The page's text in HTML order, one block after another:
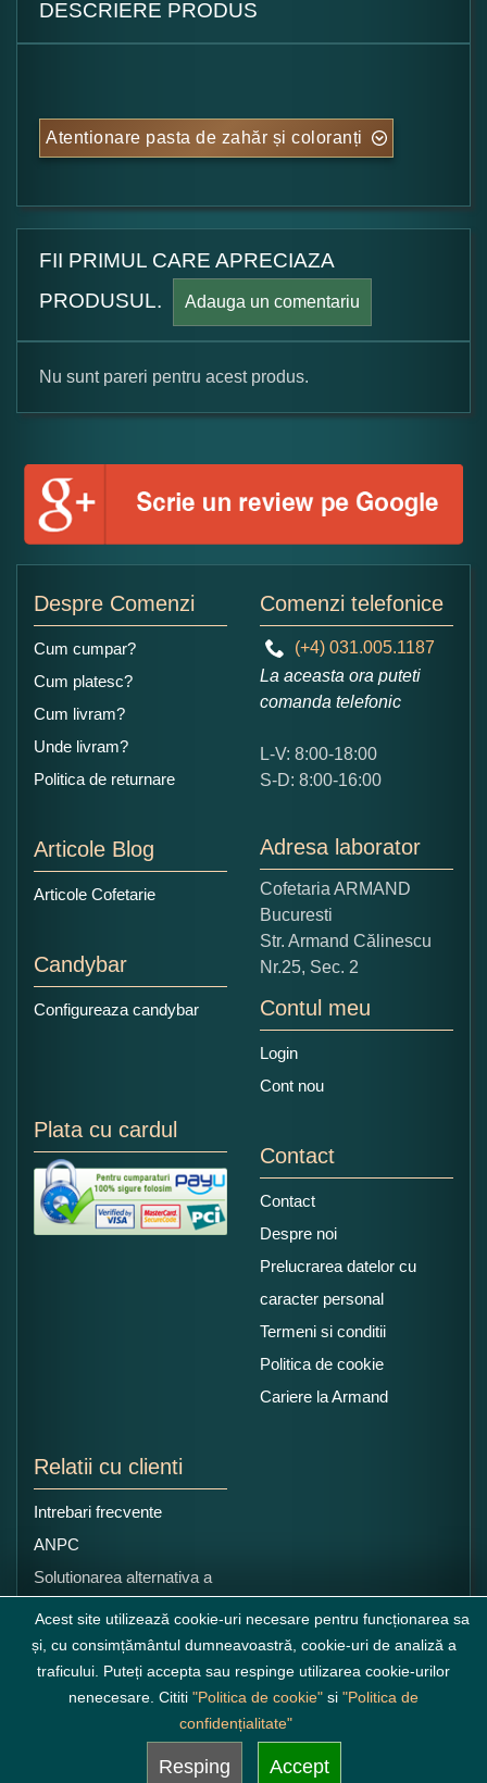
DESCRIERE PRODUS
Atentionare pasta de zahăr și coloranți
FII PRIMUL CARE APRECIAZA
PRODUSUL.
Adauga un comentariu
Formular pareri client
Numele dumneavoastra:
Ce nota acordati acestui produs?
5
Copiati alaturi numarul din imagine:
Nu sunt pareri pentru acest produs.
Despre Comenzi
Cum cumpar?
Cum platesc?
Cum livram?
Unde livram?
Politica de returnare
Articole Blog
Articole Cofetarie
Candybar
Configureaza candybar
Comenzi telefonice
(+4) 031.005.1187
La aceasta ora puteti
comanda telefonic
L-V: 8:00-18:00
S-D: 8:00-16:00
Adresa laborator
Cofetaria ARMAND
Bucuresti
Str. Armand Călinescu
Nr.25, Sec. 2
Contul meu
Login
Cont nou
Plata cu cardul
Contact
Contact
Despre noi
Prelucrarea datelor cu
caracter personal
Termeni si conditii
Politica de cookie
Cariere la Armand
Relatii cu clienti
Intrebari frecvente
ANPC
Solutionarea alternativa a
litigiilor
Acest site utilizează cookie-uri necesare pentru funcționarea sa
și, cu consimțământul dumneavoastră, cookie-uri de analiză a
traficului. Puteți accepta sau respinge utilizarea cookie-urilor
nenecesare. Cititi "Politica de cookie" si "Politica de
confidențialitate"
Resping Accept